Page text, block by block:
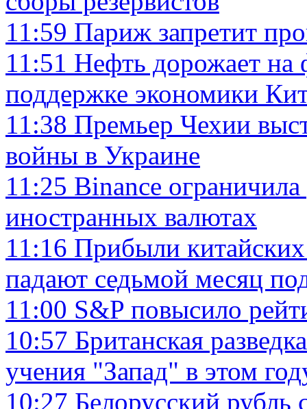
11:59 Париж запретит
11:51 Нефть дорожает на
поддержке экономики
11:38 Премьер Чехии
войны в Украине
11:25 Binance
иностранных валютах
11:16 Прибыли
падают седьмой месяц
11:00 S&P повысило
10:57 Британская
учения "Запад" в этом
10:27 Белорусский